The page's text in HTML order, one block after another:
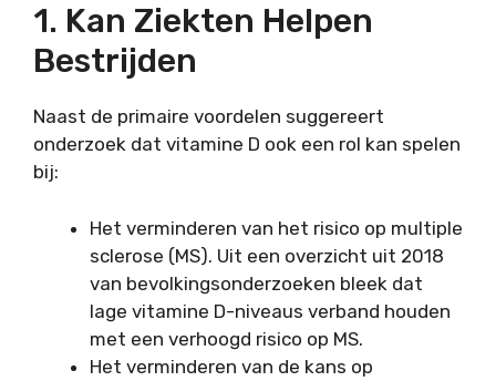
1. Kan Ziekten Helpen
Bestrijden
Naast de primaire voordelen suggereert
onderzoek dat vitamine D ook een rol kan spelen
bij:
Het verminderen van het risico op multiple
sclerose (MS). Uit een overzicht uit 2018
van bevolkingsonderzoeken bleek dat
lage vitamine D-niveaus verband houden
met een verhoogd risico op MS.
Het verminderen van de kans op